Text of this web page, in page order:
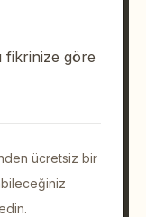
fikrinize göre
ücretsiz bir